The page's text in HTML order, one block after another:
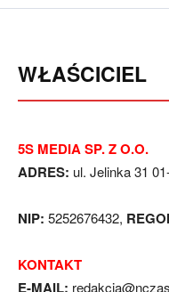
WŁAŚCICIEL
5S MEDIA SP. Z O.O.
ADRES: ul. Jelinka 31
NIP: 5252676432,
KONTAKT
E-MAIL: